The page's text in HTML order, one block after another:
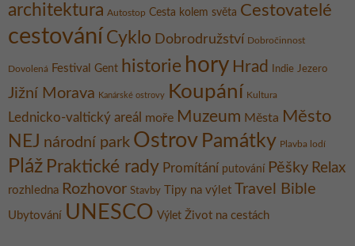
architektura Autostop Cesta kolem světa Cestovatelé
cestování Cyklo Dobrodružství Dobročinnost
Dovolená Festival Gent historie hory Hrad Indie Jezero
Jižní Morava Kanárské ostrovy Koupání Kultura
Lednicko-valtický areál moře Muzeum Města Město
NEJ národní park Ostrov Památky Plavba lodí
Pláž Praktické rady Promítání putování Pěšky Relax
rozhledna Rozhovor Stavby Tipy na výlet Travel Bible
Ubytování UNESCO Výlet Život na cestách